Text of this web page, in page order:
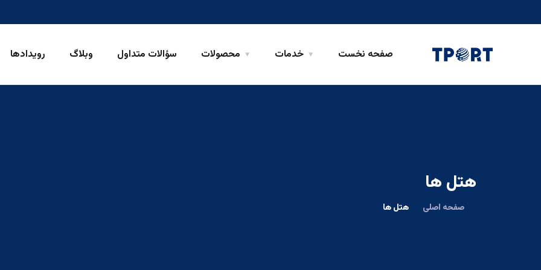
صفحه نخست خدمات محصولات سؤالات متداول وبلاگ رویدادها
هتل ها
صفحه اصلی هتل ها